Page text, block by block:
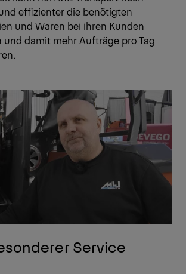
effizienter die benötigten
und Waren bei ihren Kunden
und damit mehr Aufträge pro Tag
Service